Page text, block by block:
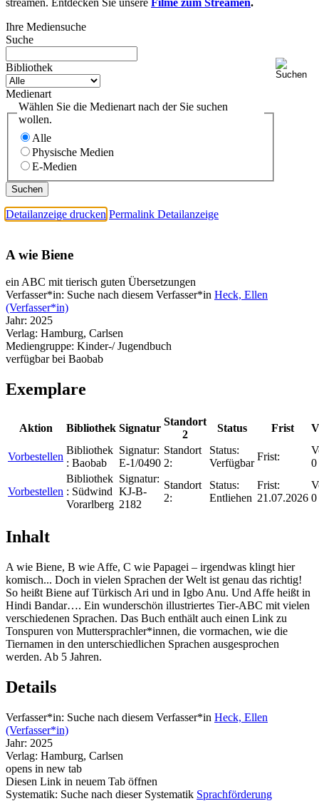
streamen. Entdecken Sie unsere Filme zum Streamen.
Ihre Mediensuche
Suche
Bibliothek
Medienart
Wählen Sie die Medienart nach der Sie suchen
wollen.
Alle
Physische Medien
E-Medien
Detailanzeige drucken Permalink Detailanzeige
A wie Biene
ein ABC mit tierisch guten Übersetzungen
Verfasser*in: Suche nach diesem Verfasser*in Heck, Ellen
(Verfasser*in)
Jahr: 2025
Verlag: Hamburg, Carlsen
Mediengruppe: Kinder-/ Jugendbuch
verfügbar bei Baobab
Exemplare
Aktion Bibliothek Signatur
Standort
2
Status Frist
Vorbestellen
Bibliothek
: Baobab
Signatur:
E-1/0490
Standort
2:
Status:
Verfügbar
Frist:
0
Vorbestellen
Bibliothek
: Südwind
Vorarlberg
Signatur:
KJ-B-
2182
Standort
2:
Status:
Entliehen
Frist:
21.07.2026 0
Inhalt
A wie Biene, B wie Affe, C wie Papagei – irgendwas klingt hier
komisch... Doch in vielen Sprachen der Welt ist genau das richtig!
So heißt Biene auf Türkisch Ari und in Igbo Anu. Und Affe heißt in
Hindi Bandar…. Ein wunderschön illustriertes Tier-ABC mit vielen
verschiedenen Sprachen. Das Buch enthält auch einen Link zu
Tonspuren von Muttersprachler*innen, die vormachen, wie die
Tiernamen in den unterschiedlichen Sprachen ausgesprochen
werden. Ab 5 Jahren.
Details
Verfasser*in: Suche nach diesem Verfasser*in Heck, Ellen
(Verfasser*in)
Jahr: 2025
Verlag: Hamburg, Carlsen
opens in new tab
Diesen Link in neuem Tab öffnen
Systematik: Suche nach dieser Systematik Sprachförderung